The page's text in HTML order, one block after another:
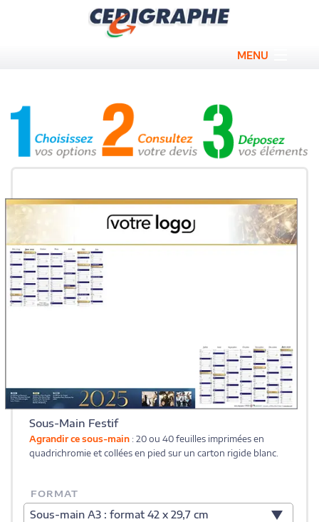
MENU
Cahiers sur mesure
Bloc couverture personnalisé
Sous-main personnalisés
Promos
Qui sommes nous ?
Sous-Main Festif
Agrandir ce sous-main: 20 ou 40 feuilles imprimées en
quadrichromie et collées en pied sur un carton rigide blanc.
FORMAT
Sous-main A3 : format 42 x 29,7 cm